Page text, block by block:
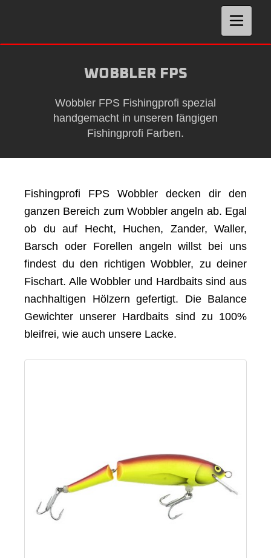
o
g
g
e
n
a
WOBBLER FPS
Wobbler FPS Fishingprofi spezial
handgemacht in unseren fängigen
Fishingprofi Farben.
Fishingprofi FPS Wobbler decken dir den
ganzen Bereich zum Wobbler angeln ab. Egal
ob du auf Hecht, Huchen, Zander, Waller,
Barsch oder Forellen angeln willst bei uns
findest du den richtigen Wobbler, zu deiner
Fischart. Alle Wobbler und Hardbaits sind aus
nachhaltigen Hölzern gefertigt. Die Balance
Gewichter unserer Hardbaits sind zu 100%
bleifrei, wie auch unsere Lacke.